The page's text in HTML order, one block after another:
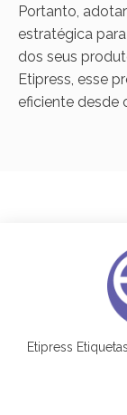
Portanto,
estratégica
dos seus
Etipress, esse
eficiente desde
Etipress